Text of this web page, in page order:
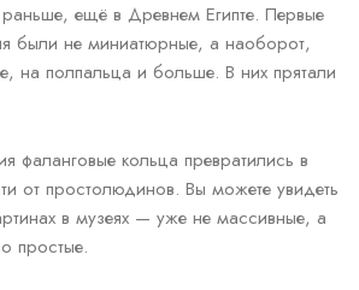
ещё в Древнем Египте. Первые
были не миниатюрные, а наоборот,
на полпальца и больше. В них прятали
фаланговые кольца превратились в
от простолюдинов. Вы можете увидеть
в музеях — уже не массивные, а
простые.